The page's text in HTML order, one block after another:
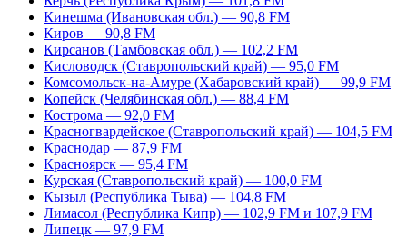
Кинешма (Ивановская обл.) — 90,8 FM
Киров — 90,8 FM
Кирсанов (Тамбовская обл.) — 102,2 FM
Кисловодск (Ставропольский край) — 95,0 FM
Комсомольск-на-Амуре (Хабаровский край) — 99,9 FM
Копейск (Челябинская обл.) — 88,4 FM
Кострома — 92,0 FM
Красногвардейское (Ставропольский край) — 104,5 FM
Краснодар — 87,9 FM
Красноярск — 95,4 FM
Курская (Ставропольский край) — 100,0 FM
Кызыл (Республика Тыва) — 104,8 FM
Лимасол (Республика Кипр) — 102,9 FM и 107,9 FM
Липецк — 97,9 FM